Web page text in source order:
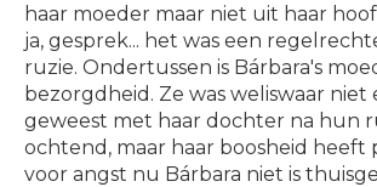
haar moeder maar niet uit haar
ja, gesprek... het was een
ruzie. Ondertussen is Bárbara's
bezorgdheid. Ze was weliswaar niet
geweest met haar dochter na hun
ochtend, maar haar boosheid heeft
voor angst nu Bárbara niet is